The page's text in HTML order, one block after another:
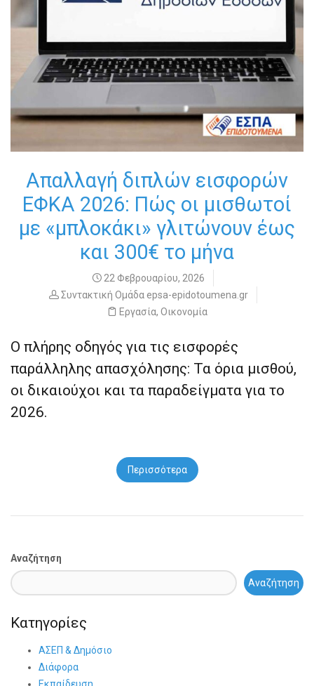
Απαλλαγή διπλών εισφορών
ΕΦΚΑ 2026: Πώς οι μισθωτοί
με «μπλοκάκι» γλιτώνουν έως
και 300€ το μήνα
22 Φεβρουαρίου, 2026
Συντακτική Ομάδα epsa-epidotoumena.gr
Εργασία, Οικονομία
Ο πλήρης οδηγός για τις εισφορές
παράλληλης απασχόλησης: Τα όρια μισθού,
οι δικαιούχοι και τα παραδείγματα για το
2026.
Περισσότερα
Αναζήτηση
Αναζήτηση
Κατηγορίες
ΑΣΕΠ & Δημόσιο
Διάφορα